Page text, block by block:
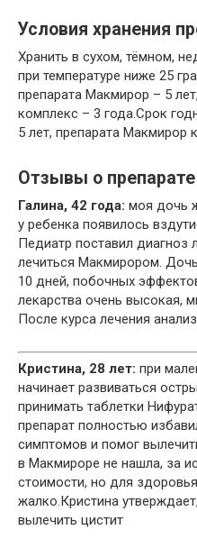
Условия хранения
Хранить в сухом, тёмном,
при температуре ниже 25
препарата Макмирор – 5
комплекс – 3 года.Срок
5 лет, препарата Макмирор
Отзывы о
Галина, 42 года: моя дочь
у ребенка появилось
Педиатр поставил
лечиться Макмирором.
10 дней, побочных
лекарства очень высокая,
После курса лечения
Кристина, 28 лет: при
начинает развиваться
принимать таблетки
препарат полностью
симптомов и помог
в Макмироре не нашла, за
стоимости, но для
жалко.Кристина
вылечить цистит